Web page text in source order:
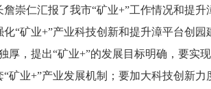
仁汇报了我市“矿业+”工作情况和提升
矿业+”产业科技创新和提升漳平台创园
厚，提出“矿业+”的发展目标明确，要
矿业+”产业发展机制；要加大科技创新